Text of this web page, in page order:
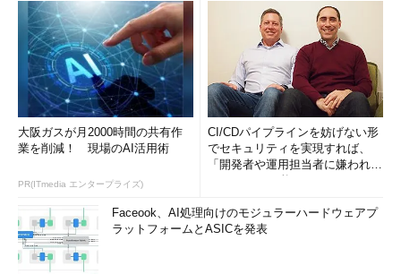
大阪ガスが月2000時間の共有作
業を削減！ 現場のAI活用術
PR(ITmedia エンタープライズ)
CI/CDパイプラインを妨げない形
でセキュリティを実現すれば、
「開発者や運用担当者に嫌われな
Faceook、AI処理向けのモジュラーハードウェアプ
ラットフォームとASICを発表